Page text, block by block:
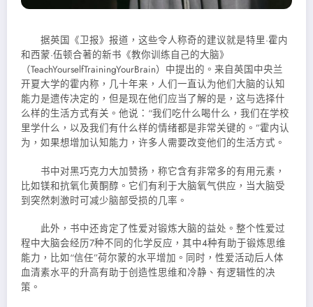
据英国《卫报》报道，这些令人称奇的建议就是特里·霍内
和西蒙·伍顿合著的新书《教你训练自己的大脑》
（TeachYourselfTrainingYourBrain）中提出的。来自英国中央兰
开夏大学的霍内称，几十年来，人们一直认为他们大脑的认知
能力是遗传决定的，但是现在他们应当了解的是，这与选择什
么样的生活方式有关。他说：“我们吃什么喝什么，我们在学校
里学什么，以及我们有什么样的情绪都是非常关键的。”霍内认
为，如果想增加认知能力，许多人需要改变他们的生活方式。
书中对黑巧克力大加赞扬，称它含有非常多的有用元素，
比如镁和抗氧化黄酮醇。它们有利于大脑氧气供应，当大脑受
到突然刺激时可减少脑部受损的几率。
此外，书中还肯定了性爱对锻炼大脑的益处。整个性爱过
程中大脑会经历7种不同的化学反应，其中4种有助于锻炼思维
能力，比如“信任”荷尔蒙的水平增加。同时，性爱活动后人体
血清素水平的升高有助于创造性思维和冷静、有逻辑性的决
策。